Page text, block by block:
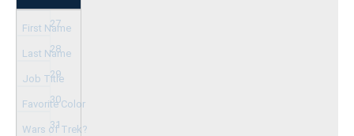
27
28
29
30
31